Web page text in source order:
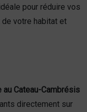
pour réduire vos
votre habitat et
Cateau-Cambrésis
directement sur